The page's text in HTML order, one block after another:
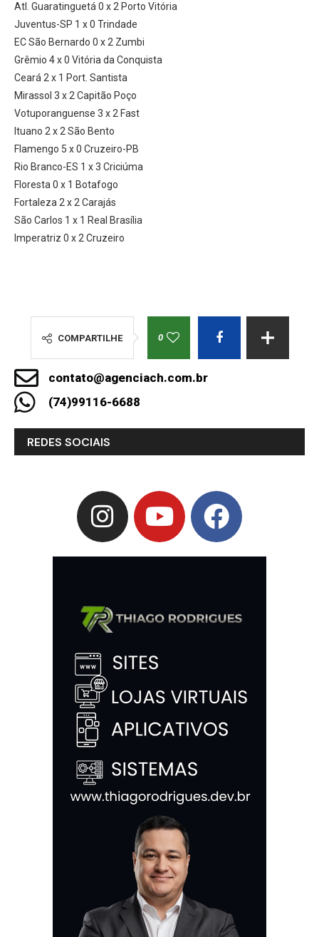
Atl. Guaratinguetá 0 x 2 Porto Vitória
Juventus-SP 1 x 0 Trindade
EC São Bernardo 0 x 2 Zumbi
Grêmio 4 x 0 Vitória da Conquista
Ceará 2 x 1 Port. Santista
Mirassol 3 x 2 Capitão Poço
Votuporanguense 3 x 2 Fast
Ituano 2 x 2 São Bento
Flamengo 5 x 0 Cruzeiro-PB
Rio Branco-ES 1 x 3 Criciúma
Floresta 0 x 1 Botafogo
Fortaleza 2 x 2 Carajás
São Carlos 1 x 1 Real Brasília
Imperatriz 0 x 2 Cruzeiro
COMPARTILHE 0
contato@agenciach.com.br
(74)99116-6688
REDES SOCIAIS